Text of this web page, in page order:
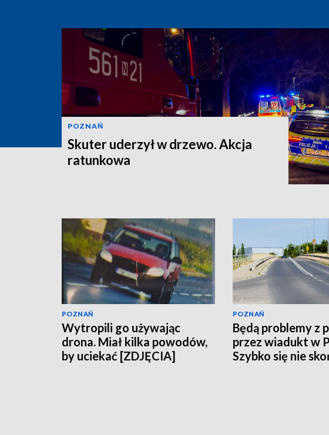
POZNAŃ
Skuter uderzył w drzewo. Akcja
ratunkowa
POZNAŃ
Wytropili go używając
drona. Miał kilka powodów,
by uciekać [ZDJĘCIA]
POZNAŃ
Będą problemy z
przez wiadukt w
Szybko się nie